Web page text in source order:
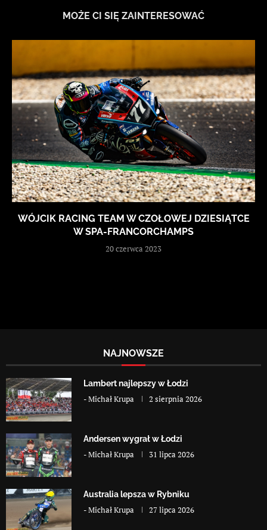
MOŻE CI SIĘ ZAINTERESOWAĆ
WÓJCIK RACING TEAM W CZOŁOWEJ DZIESIĄTCE
W SPA-FRANCORCHAMPS
20 czerwca 2023
NAJNOWSZE
Lambert najlepszy w Łodzi
-Michał Krupa 2 sierpnia 2026
Andersen wygrał w Łodzi
-Michał Krupa 31 lipca 2026
Australia lepsza w Rybniku
-Michał Krupa 27 lipca 2026